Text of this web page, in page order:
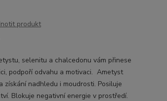
produkt
selenitu a chalcedonu vám přinese
podpoří odvahu a motivaci. Ametyst
získání nadhledu i moudrosti. Posiluje
Blokuje negativní energie v prostředí.